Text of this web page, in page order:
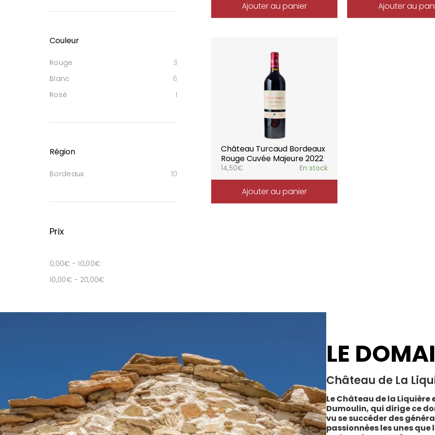
Ajouter au panier Ajouter au
Château Turcaud Bordeaux
Rouge Cuvée Majeure 2022
14,50€ En stock
Ajouter au panier
Couleur
Rouge
3
Blanc
6
Rosé
1
Région
Bordeaux 10
Prix
0,00€ -10,00€
10,00€ - 20,00€
LE
Château de La
Le Château de la
Dumoulin, qui dirige ce
vu se succéder des
passionnées les unes que